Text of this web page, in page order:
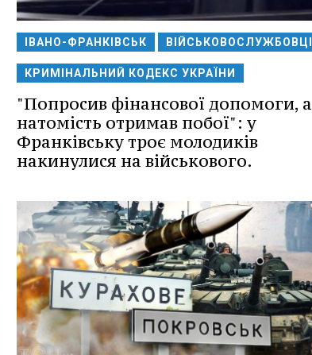
ІВАНО-ФРАНКІВСЬК ВІЙСЬКОВОСЛУЖБОВЦІ
КРИМІНАЛЬНИЙ КОДЕКС УКРАЇНИ
"Попросив фінансової допомоги, а
натомість отримав побої": у
Франківську троє молодиків
накинулися на військового.